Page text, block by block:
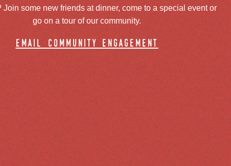
Join some new friends at dinner, come to a special event or
go on a tour of our community.
email community engagement